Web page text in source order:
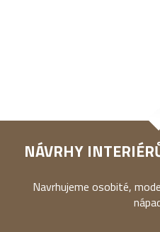
NÁVRHY
Navrhujeme osobité,